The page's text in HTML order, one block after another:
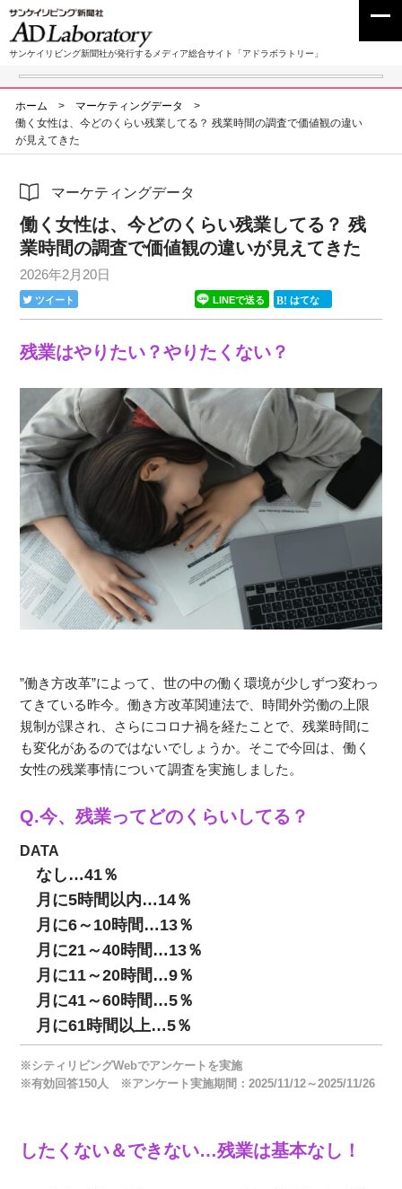
サンケイリビング新聞社が発行するメディア総合サイト「アドラボラトリー」
ホーム > マーケティングデータ
>
働く女性は、今どのくらい残業してる？ 残業時間の調査で価値観の違い
が見えてきた
マーケティングデータ
働く女性は、今どのくらい残業してる？ 残
業時間の調査で価値観の違いが見えてきた
2026年2月20日
ツイート LINEで送る はてな
残業はやりたい？やりたくない？
”働き方改革”によって、世の中の働く環境が少しずつ変わっ
てきている昨今。働き方改革関連法で、時間外労働の上限
規制が課され、さらにコロナ禍を経たことで、残業時間に
も変化があるのではないでしょうか。そこで今回は、働く
女性の残業事情について調査を実施しました。
Q.今、残業ってどのくらいしてる？
DATA
なし…41％
月に5時間以内…14％
月に6～10時間…13％
月に21～40時間…13％
月に11～20時間…9％
月に41～60時間…5％
月に61時間以上…5％
※シティリビングWebでアンケートを実施
※有効回答150人 ※アンケート実施期間：2025/11/12～2025/11/26
したくない＆できない…残業は基本なし！